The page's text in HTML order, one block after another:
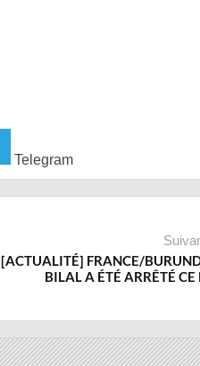
Telegram
[ACTUALITÉ] FRANCE/
BILAL A ÉTÉ ARRÊTÉ